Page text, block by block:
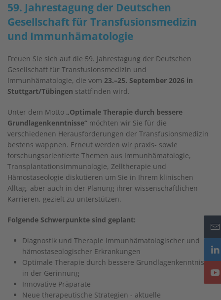
59. Jahrestagung der Deutschen
Gesellschaft für Transfusionsmedizin
und Immunhämatologie
Freuen Sie sich auf die 59. Jahrestagung der Deutschen
Gesellschaft für Transfusionsmedizin und
Immunhämatologie, die vom 23.–25. September 2026 in
Stuttgart/Tübingen stattfinden wird.
Unter dem Motto „Optimale Therapie durch bessere
Grundlagenkenntnisse“ möchten wir Sie für die
verschiedenen Herausforderungen der Transfusionsmedizin
bestens wappnen. Erneut werden wir praxis- sowie
forschungsorientierte Themen aus Immunhämatologie,
Transplantationsimmunologie, Zelltherapie und
Hämostaseologie diskutieren um Sie in Ihrem klinischen
Alltag, aber auch in der Planung ihrer wissenschaftlichen
Karrieren, gezielt zu unterstützen.
Folgende Schwerpunkte sind geplant:
Diagnostik und Therapie immunhämatologischer und
hämostaseologischer Erkrankungen
Optimale Therapie durch bessere Grundlagenkenntnisse
in der Gerinnung
Innovative Präparate
Neue therapeutische Strategien - aktuelle